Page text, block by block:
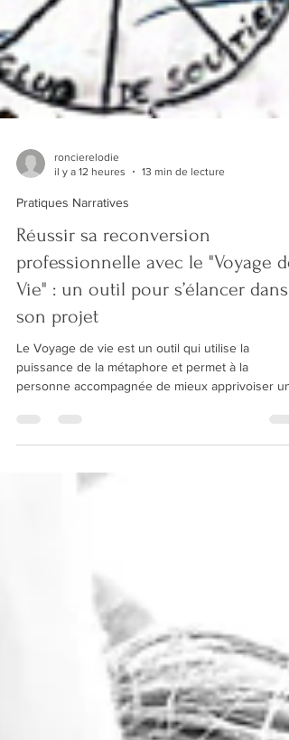
roncierelodie
il y a 12 heures
Pratiques Narratives
Réussir sa reconversion
professionnelle avec le "Voyage de
Vie" : un outil pour s’élancer dans
son projet
Le Voyage de vie est un outil qui utilise la
puissance de la métaphore et permet à la
de s’élancer dans son projet - ce futur désiré et
sur ses ressources, forces et talents acquis tout